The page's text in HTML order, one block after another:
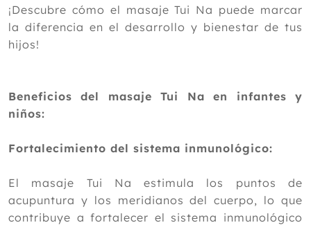
2023
2020
2016
2015
¡Descubre cómo el masaje Tui Na puede marcar
la diferencia en el desarrollo y bienestar de tus
hijos!
Beneficios del masaje Tui Na en infantes y
niños:
Fortalecimiento del sistema inmunológico:
El masaje Tui Na estimula los puntos de
acupuntura y los meridianos del cuerpo, lo que
contribuye a fortalecer el sistema inmunológico